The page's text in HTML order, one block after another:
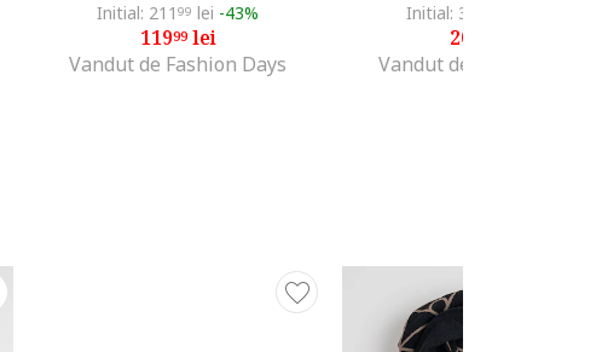
Initial: 211 99 lei -43%
11999lei
Vandut de Fashion Days
Initial: 319
209
Vandut de Fashion Days